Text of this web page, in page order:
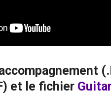
et le fichier